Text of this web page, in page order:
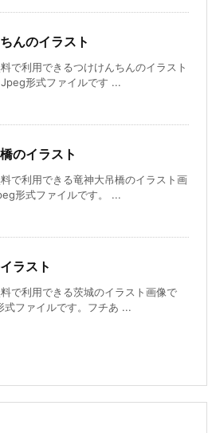
んのイラスト
で利用できるつけけんちんのイラスト
形式ファイルです ...
のイラスト
で利用できる竜神大吊橋のイラスト画
形式ファイルです。 ...
ラスト
で利用できる茨城のイラスト画像で
式ファイルです。フチあ ...